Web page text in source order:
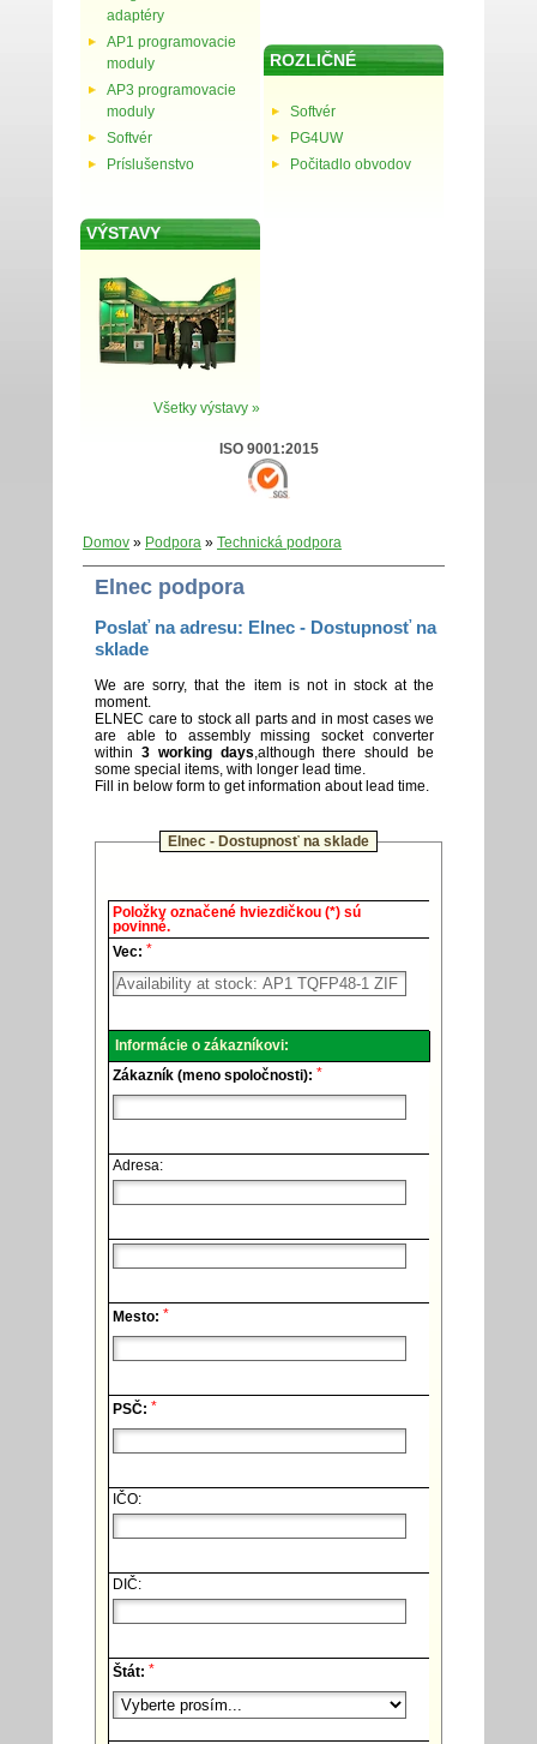
adaptéry
AP1 programovacie
moduly
AP3 programovacie
moduly
Softvér
Príslušenstvo
ROZLIČNÉ
Softvér
PG4UW
Počitadlo obvodov
VÝSTAVY
Všetky výstavy »
ISO 9001:2015
Domov » Podpora » Technická podpora
Elnec podpora
Poslať na adresu: Elnec - Dostupnosť na
sklade
We are sorry, that the item is not in stock at the
moment.
ELNEC care to stock all parts and in most cases we
are able to assembly missing socket converter
within 3 working days,although there should be
some special items, with longer lead time.
Fill in below form to get information about lead time.
Elnec - Dostupnosť na sklade
Elnec
Technická
podpora.
Položky označené hviezdičkou (*) sú
povinné.
Vec: *
Informácie o zákazníkovi:
Zákazník (meno spoločnosti): *
Adresa:
Mesto: *
PSČ: *
IČO:
DIČ:
Štát: *